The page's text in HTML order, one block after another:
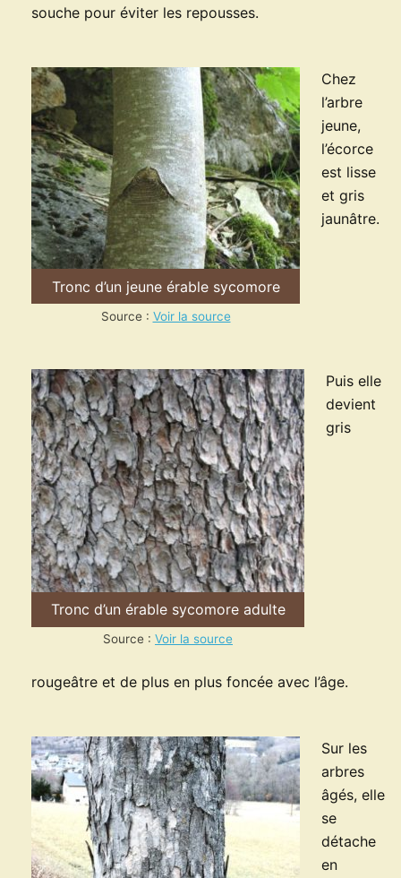
souche pour éviter les repousses.
Tronc d’un jeune érable sycomore
Source : Voir la source
Chez
l’arbre
jeune,
l’écorce
est lisse
et gris
jaunâtre.
Tronc d’un érable sycomore adulte
Source : Voir la source
Puis elle
devient
gris
rougeâtre et de plus en plus foncée avec l’âge.
Sur les
arbres
âgés, elle
se
détache
en